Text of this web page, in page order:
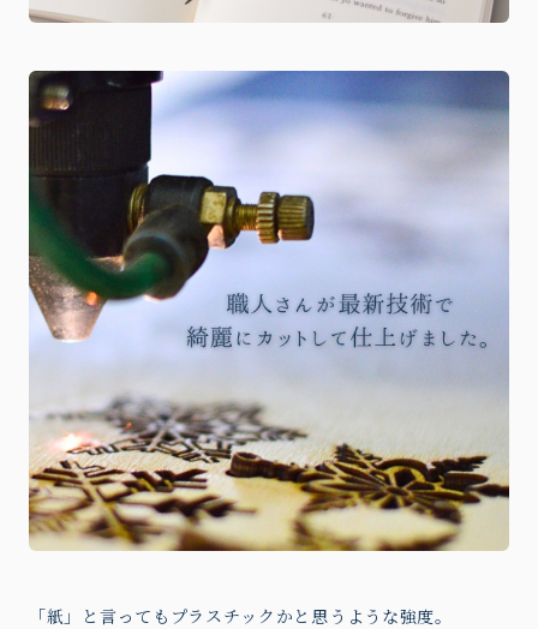
「紙」と言ってもプラスチックかと思うような強度。